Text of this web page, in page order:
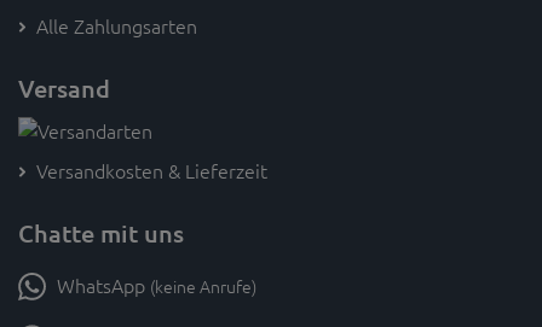
Alle Zahlungsarten
Versand
Versandkosten & Lieferzeit
Chatte mit uns
WhatsApp (keine Anrufe)